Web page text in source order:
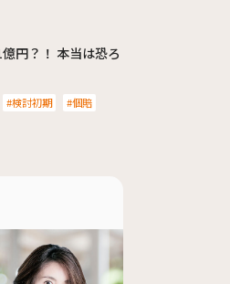
円？！ 本当は恐ろ
検討初期 個賠